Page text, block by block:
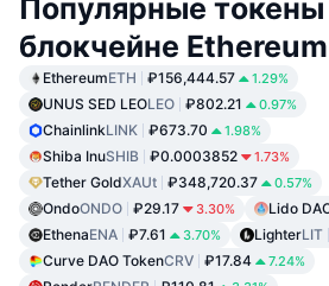
Популярные токены
блокчейне Ethereum
EthereumETH ₽156,444.57 1.29%
UNUS SED LEOLEO ₽802.21 0.97%
ChainlinkLINK ₽673.70 1.98%
Shiba InuSHIB ₽0.0003852 1.73%
Tether GoldXAUt ₽348,720.37 0.57%
OndoONDO ₽29.17 3.30% Lido
EthenaENA ₽7.61 3.70% LighterLIT
Curve DAO TokenCRV ₽17.84 7.24%